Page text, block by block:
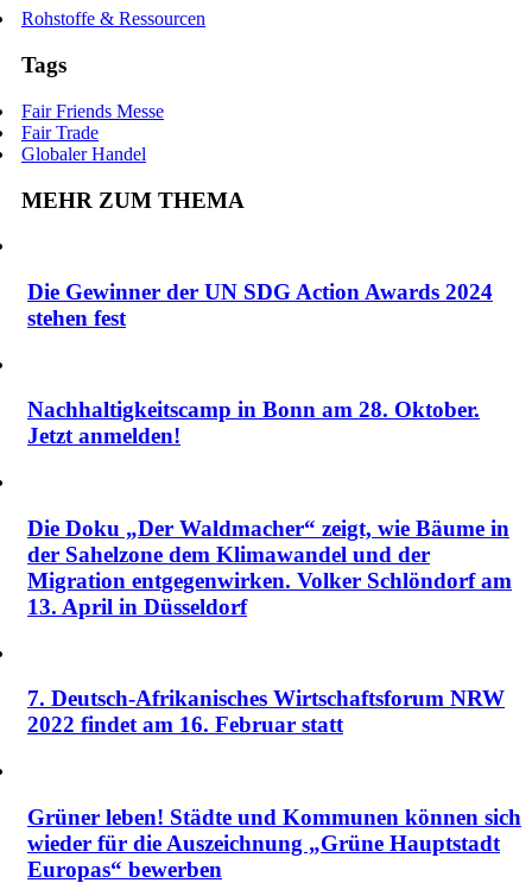
Rohstoffe & Ressourcen
Tags
Fair Friends Messe
Fair Trade
Globaler Handel
MEHR ZUM THEMA
Die Gewinner der UN SDG Action Awards 2024
stehen fest
Nachhaltigkeitscamp in Bonn am 28. Oktober.
Jetzt anmelden!
Die Doku „Der Waldmacher“ zeigt, wie Bäume in
der Sahelzone dem Klimawandel und der
Migration entgegenwirken. Volker Schlöndorf am
13. April in Düsseldorf
7. Deutsch-Afrikanisches Wirtschaftsforum NRW
2022 findet am 16. Februar statt
Grüner leben! Städte und Kommunen können sich
wieder für die Auszeichnung „Grüne Hauptstadt
Europas“ bewerben